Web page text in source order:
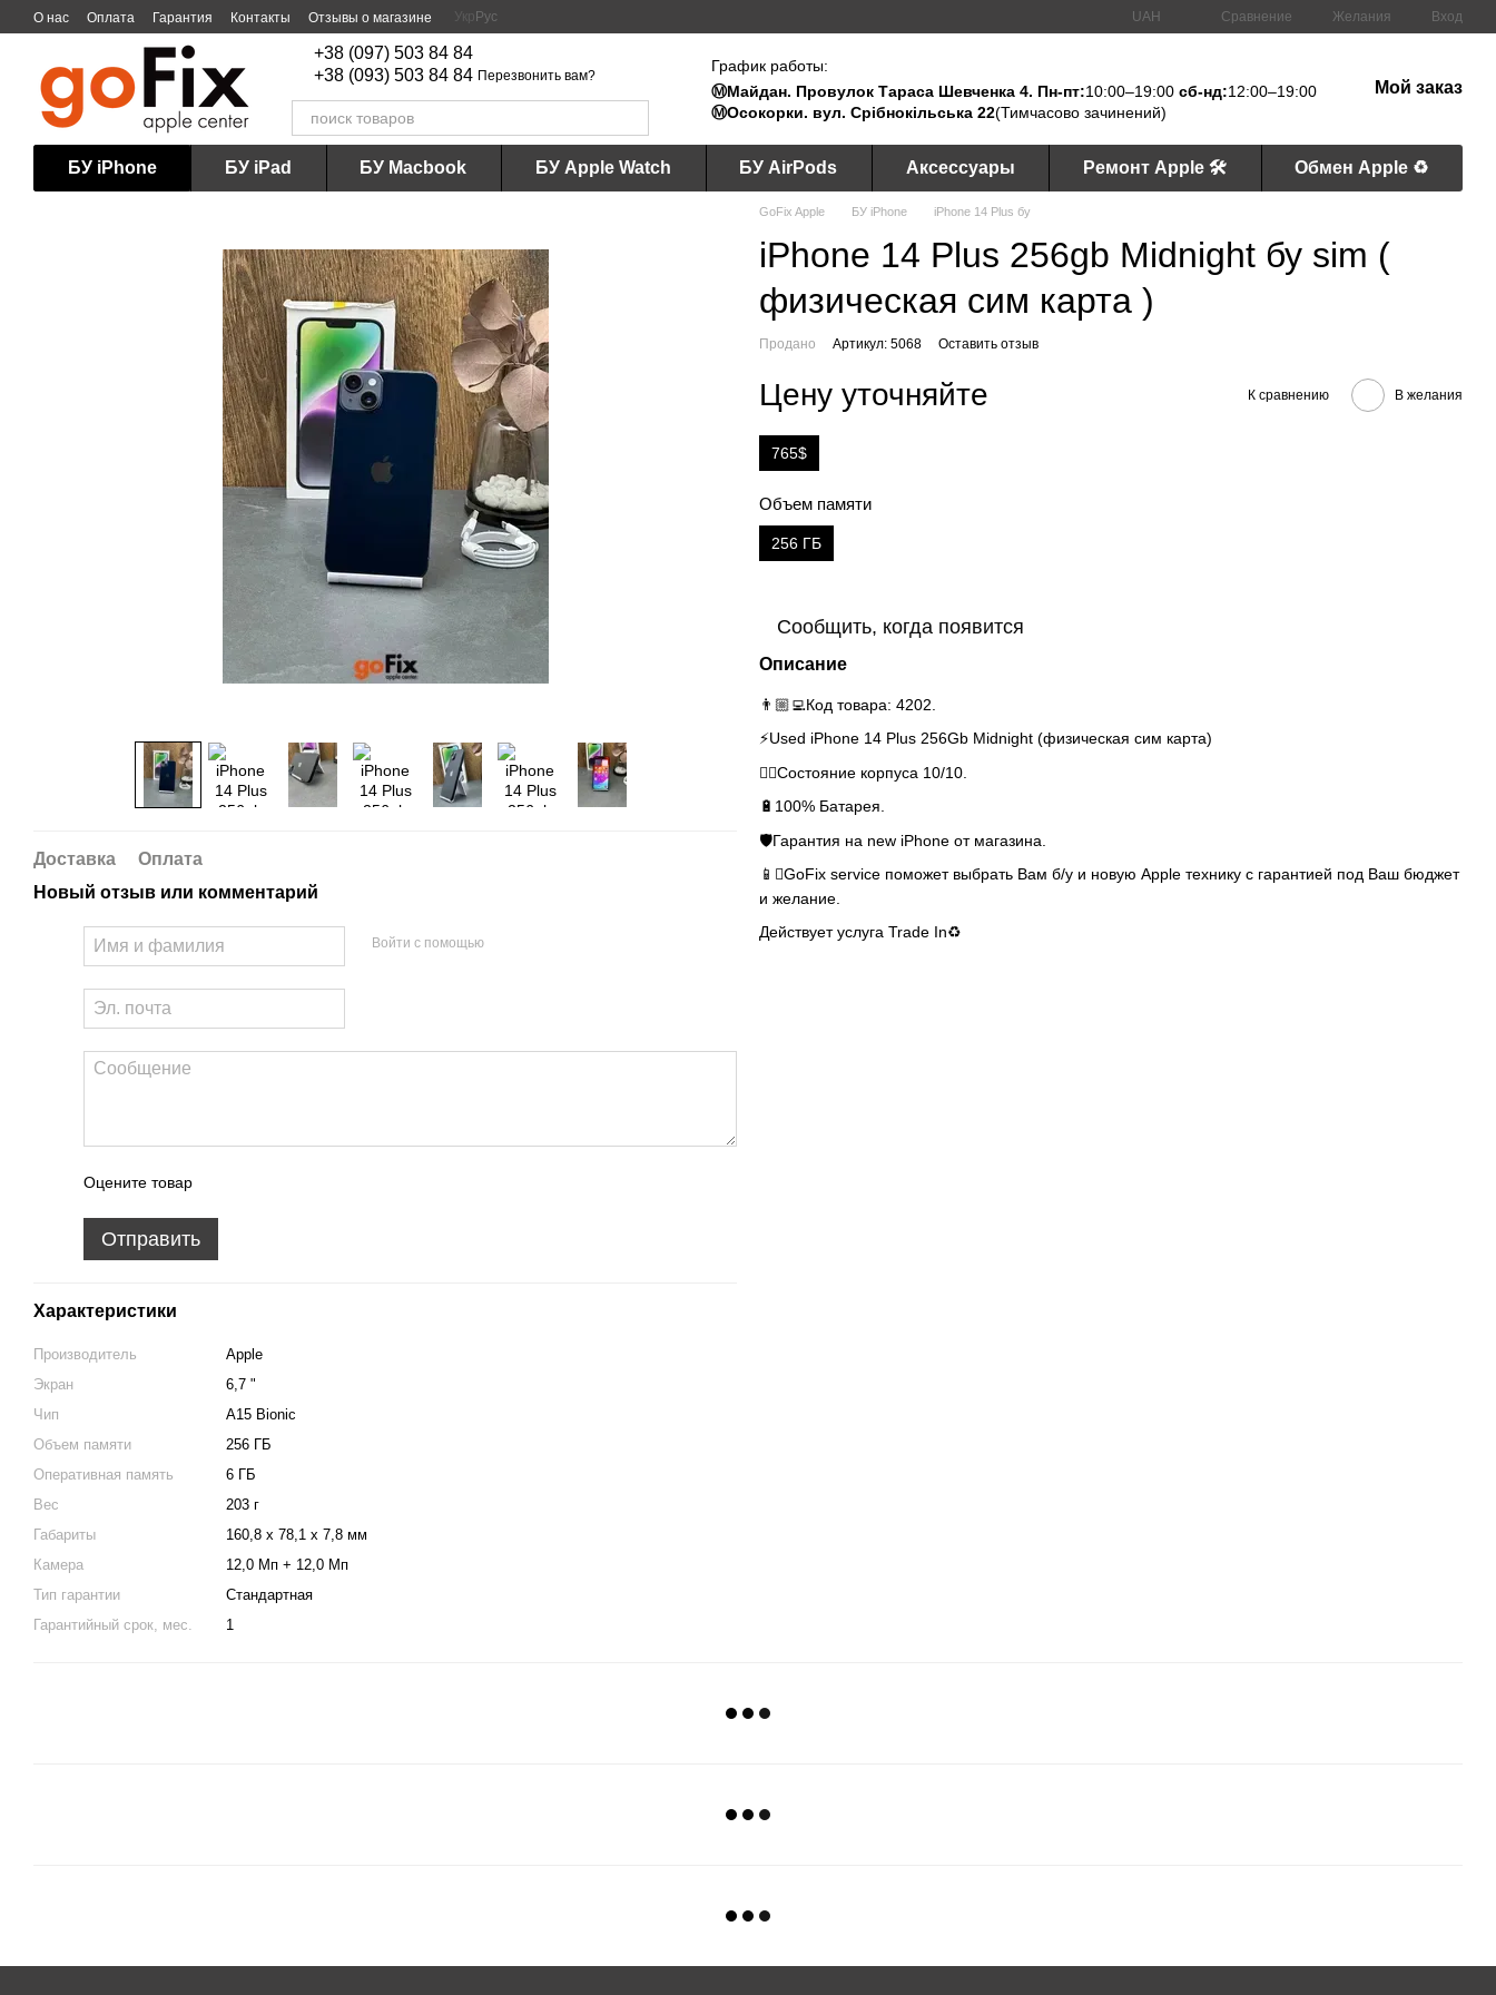
Перейти к основному контенту
О нас Оплата Гарантия Контакты Отзывы о магазине Укр Рус UAH Сравнение Желания Вход
+38 (097) 503 84 84
+38 (093) 503 84 84 Перезвонить вам?
График работы:
Ⓜ️Майдан. Провулок Тараса Шевченка 4. Пн-пт:10:00–19:00сб-нд:12:00–19:00
Ⓜ️Осокорки. вул. Срібнокільська 22(Тимчасово зачинений)
Мой заказ
БУ iPhone БУ iPad БУ Macbook БУ Apple Watch БУ AirPods Аксессуары Ремонт Apple 🛠 Обмен Apple ♻️
Доставка
Оплата
Новый отзыв или комментарий
Войти с помощью
Оцените товар
Отправить
Характеристики
Производитель
Apple
Экран
6,7 "
Чип
A15 Bionic
Объем памяти
256 ГБ
Оперативная память
6 ГБ
Вес
203 г
Габариты
160,8 х 78,1 х 7,8 мм
Камера
12,0 Мп + 12,0 Мп
Тип гарантии
Стандартная
Гарантийный срок, мес.
1
GoFix Apple БУ iPhone iPhone 14 Plus бу
iPhone 14 Plus 256gb Midnight бу sim (
физическая сим карта )
Продано Артикул: 5068 Оставить отзыв
Цену уточняйте К сравнению В желания
765$
Объем памяти
256 ГБ
Сообщить, когда появится
Описание
👨🏼‍💻Код товара: 4202.
⚡️Used iPhone 14 Plus 256Gb Midnight (физическая сим карта)
👌🏻Состояние корпуса 10/10.
🔋100% Батарея.
🛡Гарантия на new iPhone от магазина.
📱GoFix service поможет выбрать Вам б/у и новую Apple технику с гарантией под Ваш бюджет
и желание.
Действует услуга Trade In♻️